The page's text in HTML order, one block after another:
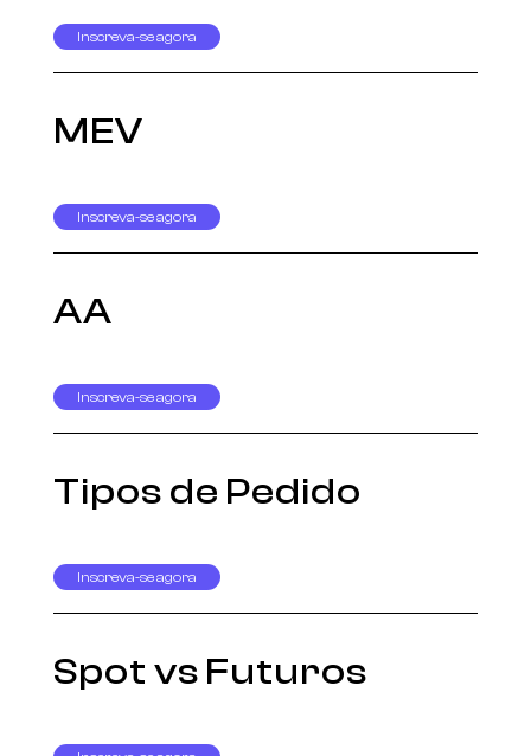
Inscreva-se agora
MEV
Inscreva-se agora
AA
Inscreva-se agora
Tipos de Pedido
Inscreva-se agora
Spot vs Futuros